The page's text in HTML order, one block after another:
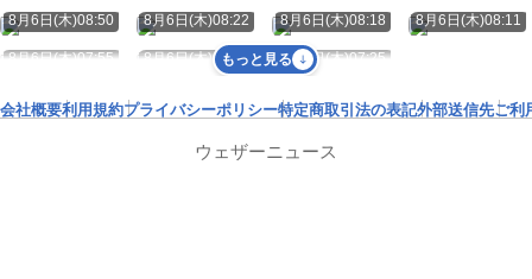
8月6日(木)08:50 8月6日(木)08:22 8月6日(木)08:18 8月6日(木)08:11
8月6日(木)07:55 8月6日(木)07:43 8月6日(木)07:25
もっと見る
会社概要利用規約プライバシーポリシー特定商取引法の表記外部送信先ご利
ウェザーニュース